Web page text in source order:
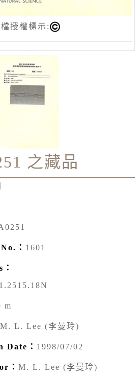
檔授權標示:
之藏品
： 1601
m
M. L. Lee (李曼玲)
Date： 1998/07/02
： M. L. Lee (李曼玲)